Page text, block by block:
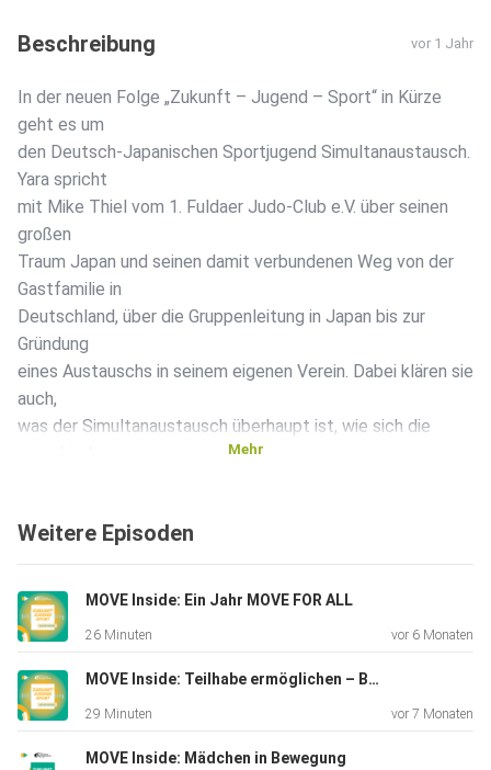
Beschreibung vor 1 Jahr
In der neuen Folge „Zukunft – Jugend – Sport“ in Kürze
geht es um
den Deutsch-Japanischen Sportjugend Simultanaustausch.
Yara spricht
mit Mike Thiel vom 1. Fuldaer Judo-Club e.V. über seinen
großen
Traum Japan und seinen damit verbundenen Weg von der
Gastfamilie in
Deutschland, über die Gruppenleitung in Japan bis zur
Gründung
eines Austauschs in seinem eigenen Verein. Dabei klären sie
auch,
was der Simultanaustausch überhaupt ist, wie sich die
schon über 12.045 Teilnehmende dabei waren.
Deutsch-Japanischen Sportjugend Simultanaustausch:
https://www.japan-simultanaustausch.de/ Instagram
Simultanaustausch: @dsj_simultanaustausch 1. Fuldaer
Judo-Club
e.V.: https://www.judo-fulda.de/
Mehr
Weitere Episoden
MOVE Inside: Ein Jahr MOVE FOR ALL
26 Minuten vor 6 Monaten
MOVE Inside: Teilhabe ermöglichen – Bewegung und Sport verbindet
29 Minuten vor 7 Monaten
MOVE Inside: Mädchen in Bewegung